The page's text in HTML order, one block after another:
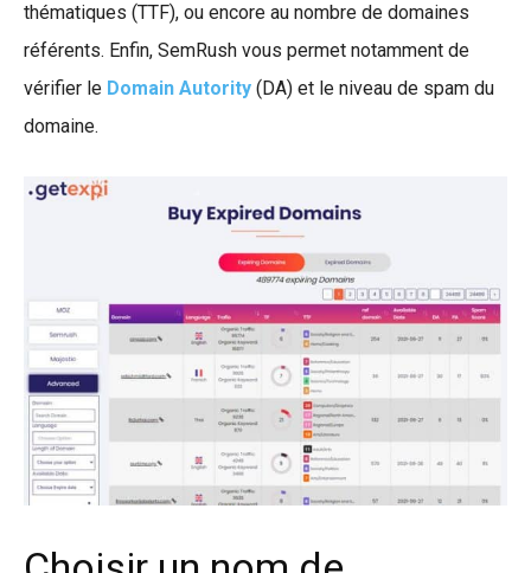
thématiques (TTF), ou encore au nombre de domaines
référents. Enfin, SemRush vous permet notamment de
vérifier le Domain Autority (DA) et le niveau de spam du
domaine.